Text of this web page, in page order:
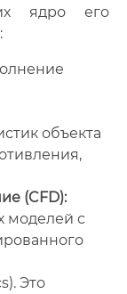
ядро его
объекта
(CFD):
моделей с
Это